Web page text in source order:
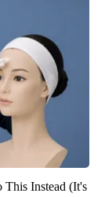
This Instead (It's